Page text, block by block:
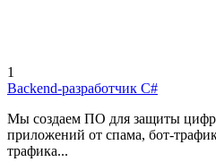
1
Backend-разработчик C#
Мы создаем ПО для защиты
приложений от спама, бот-
трафика...